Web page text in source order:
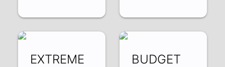
EXTREME
BUDGET